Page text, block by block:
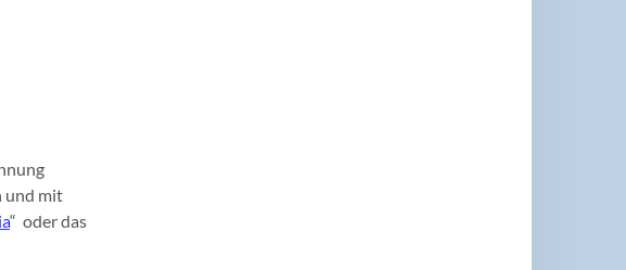
und mit
“ oder das